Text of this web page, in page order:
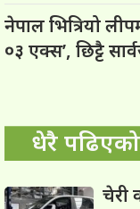
नेपाल भित्रियो
०३ एक्स’, छिट्टै
धेरै पढिएको
चेरी